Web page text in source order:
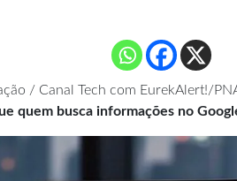
/ Canal Tech com EurekAlert!/
quem busca informações no